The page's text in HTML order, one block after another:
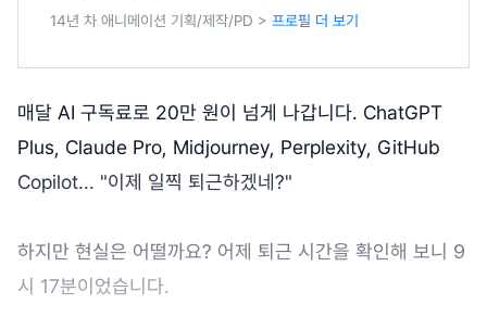
14년 차 애니메이션 기획/제작/PD > 프로필 더 보기
매달 AI 구독료로 20만 원이 넘게 나갑니다. ChatGPT
Plus, Claude Pro, Midjourney, Perplexity, GitHub
Copilot... "이제 일찍 퇴근하겠네?"
하지만 현실은 어떨까요? 어제 퇴근 시간을 확인해 보니 9
시 17분이었습니다.